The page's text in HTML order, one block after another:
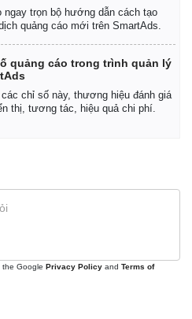
ngay trọn bộ hướng dẫn cách tạo
quảng cáo mới trên SmartAds.
quảng cáo trong trình quản lý
các chỉ số này, thương hiệu đánh giá
thị, tương tác, hiệu quả chi phí.
the Google Privacy Policy and Terms of